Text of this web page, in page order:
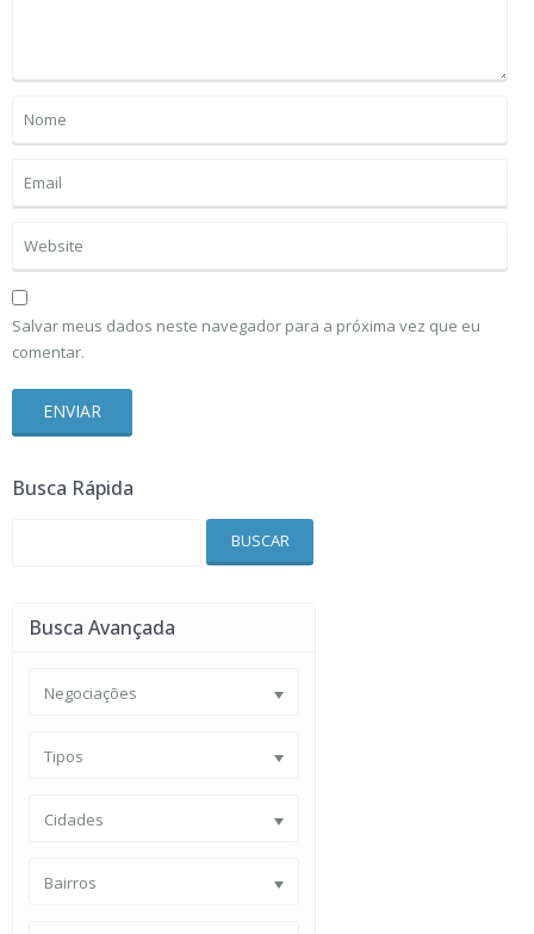
Salvar meus dados neste navegador para a próxima vez que eu
comentar.
Busca Rápida
BUSCAR
Busca Avançada
Negociações
Tipos
Cidades
Bairros